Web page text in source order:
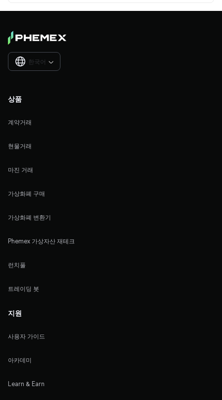
한국어 
상품
계약거래
현물거래
마진 거래
가상화폐 구매
가상화폐 변환기
Phemex 가상자산 재테크
런치풀
트레이딩 봇
지원
사용자 가이드
아카데미
Learn & Earn